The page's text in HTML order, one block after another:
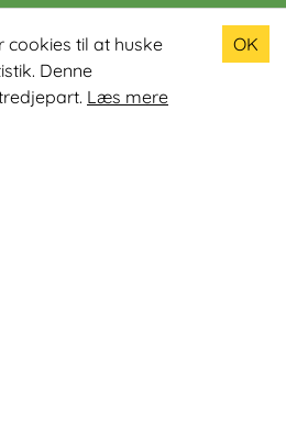
cookies til at huske
Denne
Læs mere
OK